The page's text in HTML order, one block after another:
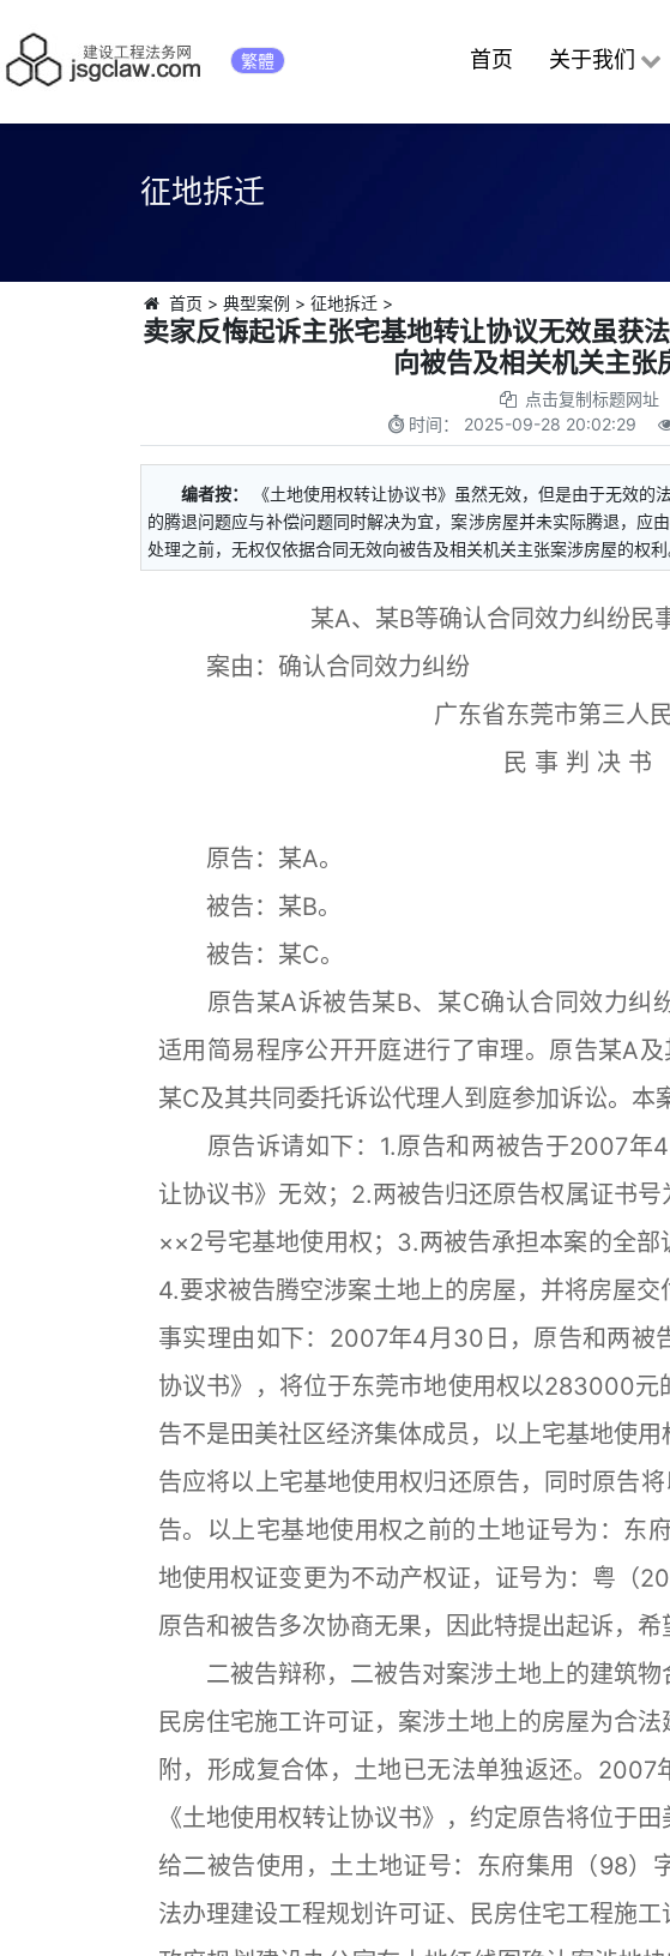
繁體 首页 关于我们
征地拆迁
首页 > 典型案例 > 征地拆迁>
卖家反悔起诉主张宅基地转让协议无效虽获
向被告及相关机关主张
点击复制标题网址
时间： 2025-09-28 20:02:29
编者按：
《土地使用权转让协议书》虽然无效，但是由于无效
的腾退问题应与补偿问题同时解决为宜，案涉房屋并未实际腾退，应
处理之前，无权仅依据合同无效向被告及相关机关主张案涉房屋的权利
某A、某B等确认合同效力纠纷民
案由：确认合同效力纠纷
广东省东莞市第三人
民 事 判 决 书
原告：某A。
被告：某B。
被告：某C。
原告某A诉被告某B、某C确认合同效力纠
适用简易程序公开开庭进行了审理。原告某A及
某C及其共同委托诉讼代理人到庭参加诉讼。本
原告诉请如下：1.原告和两被告于2007年4
让协议书》无效；2.两被告归还原告权属证书
××2号宅基地使用权；3.两被告承担本案的全部
4.要求被告腾空涉案土地上的房屋，并将房屋交
事实理由如下：2007年4月30日，原告和两被
协议书》，将位于东莞市地使用权以283000元
告不是田美社区经济集体成员，以上宅基地使
告应将以上宅基地使用权归还原告，同时原告
告。以上宅基地使用权之前的土地证号为：东
地使用权证变更为不动产权证，证号为：粤（
原告和被告多次协商无果，因此特提出起诉，希
二被告辩称，二被告对案涉土地上的建筑物
民房住宅施工许可证，案涉土地上的房屋为合
附，形成复合体，土地已无法单独返还。
《土地使用权转让协议书》，约定原告将位于
给二被告使用，土土地证号：东府集用（98）
法办理建设工程规划许可证、民房住宅工程施